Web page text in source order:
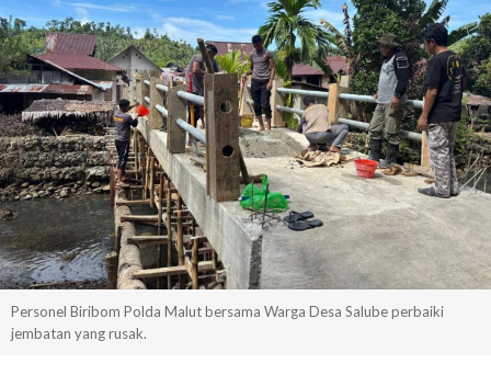
Personel Biribom Polda Malut bersama Warga Desa Salube perbaiki
jembatan yang rusak.